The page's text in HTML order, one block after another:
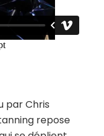
par Chris
repose